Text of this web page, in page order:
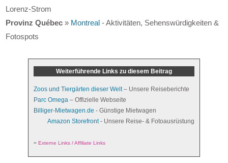
Lorenz-Strom
Provinz Québec » Montreal - Aktivitäten, Sehenswürdigkeiten &
Fotospots
Weiterführende Links zu diesem Beitrag
Zoos und Tiergärten dieser Welt– Unsere Reiseberichte
Parc Omega – Offizielle Webseite
Billiger-Mietwagen.de - Günstige Mietwagen
Amazon Storefront- Unsere Reise- & Fotoausrüstung
= Externe Links / Affiliate Links